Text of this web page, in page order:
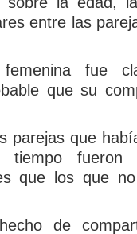
entre las
fue
que su
parejas que
fueron
que los que
de